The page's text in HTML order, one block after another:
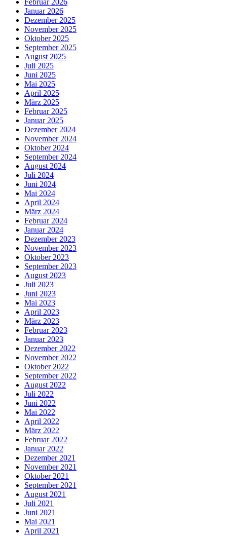
Januar 2026
Dezember 2025
November 2025
Oktober 2025
September 2025
August 2025
Juli 2025
Juni 2025
Mai 2025
April 2025
März 2025
Februar 2025
Januar 2025
Dezember 2024
November 2024
Oktober 2024
September 2024
August 2024
Juli 2024
Juni 2024
Mai 2024
April 2024
März 2024
Februar 2024
Januar 2024
Dezember 2023
November 2023
Oktober 2023
September 2023
August 2023
Juli 2023
Juni 2023
Mai 2023
April 2023
März 2023
Februar 2023
Januar 2023
Dezember 2022
November 2022
Oktober 2022
September 2022
August 2022
Juli 2022
Juni 2022
Mai 2022
April 2022
März 2022
Februar 2022
Januar 2022
Dezember 2021
November 2021
Oktober 2021
September 2021
August 2021
Juli 2021
Juni 2021
Mai 2021
April 2021